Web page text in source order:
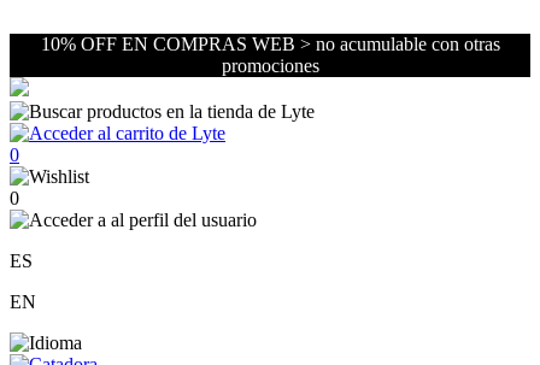
10% OFF EN COMPRAS WEB > no acumulable con otras
promociones
0
0
ES
EN